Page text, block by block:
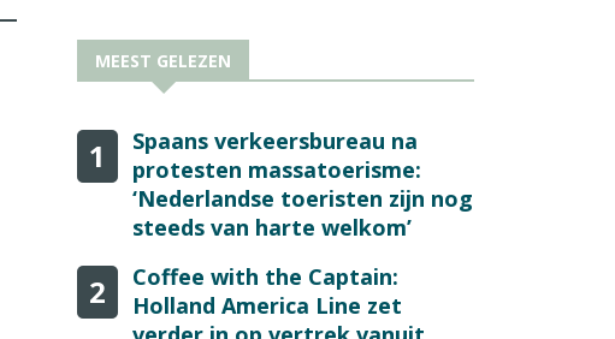
MEEST GELEZEN
1
Spaans verkeersbureau na
protesten massatoerisme:
‘Nederlandse toeristen zijn nog
steeds van harte welkom’
2
Coffee with the Captain:
Holland America Line zet